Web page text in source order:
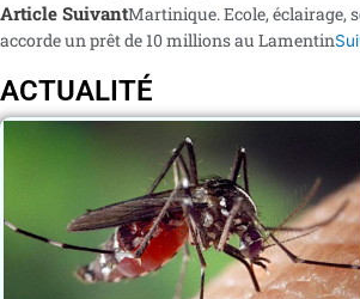
Article SuivantMartinique. Ecole, éclairage,
accorde un prêt de 10 millions au Lamentin
ACTUALITÉ